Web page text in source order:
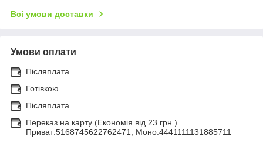
Всі умови доставки
Умови оплати
Післяплата
Готівкою
Післяплата
Переказ на карту (Економія від 23 грн.)
Приват:5168745622762471, Моно:4441111131885711